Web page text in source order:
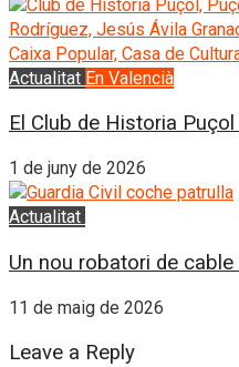
Actualitat En Valencià
El Club de Historia Puçol
1 de juny de 2026
Actualitat
Un nou robatori de
11 de maig de 2026
Leave a Reply